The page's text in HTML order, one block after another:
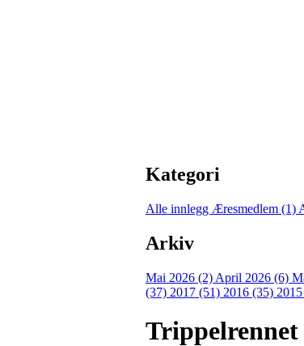
Kategori
Alle innlegg Æresmedlem (1)
Arkiv
Mai 2026 (2) April 2026 (6)
(37) 2017 (51) 2016 (35)